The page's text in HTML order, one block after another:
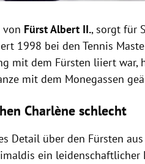
von Fürst Albert II., sorgt für
1998 bei den Tennis
mit dem Fürsten liiert war,
mit dem Monegassen
Charlène schlecht
Detail über den Fürsten
ein leidenschaftlicher